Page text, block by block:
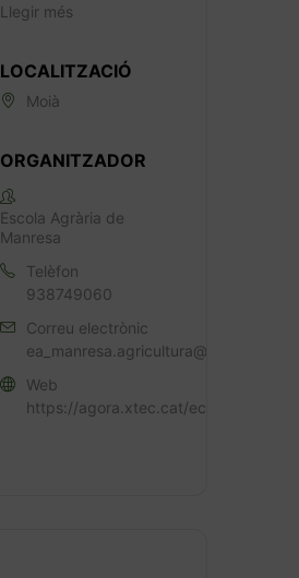
Llegir més
LOCALITZACIÓ
Moià
ORGANITZADOR
Escola Agrària de
Manresa
Telèfon
938749060
Correu electrònic
ea_manresa.agricultura@gencat.cat
Web
https://agora.xtec.cat/ecamanresa/